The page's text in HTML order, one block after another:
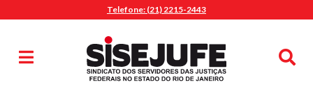
Telefone: (21) 2215-2443
MENU
Sindicalize-se